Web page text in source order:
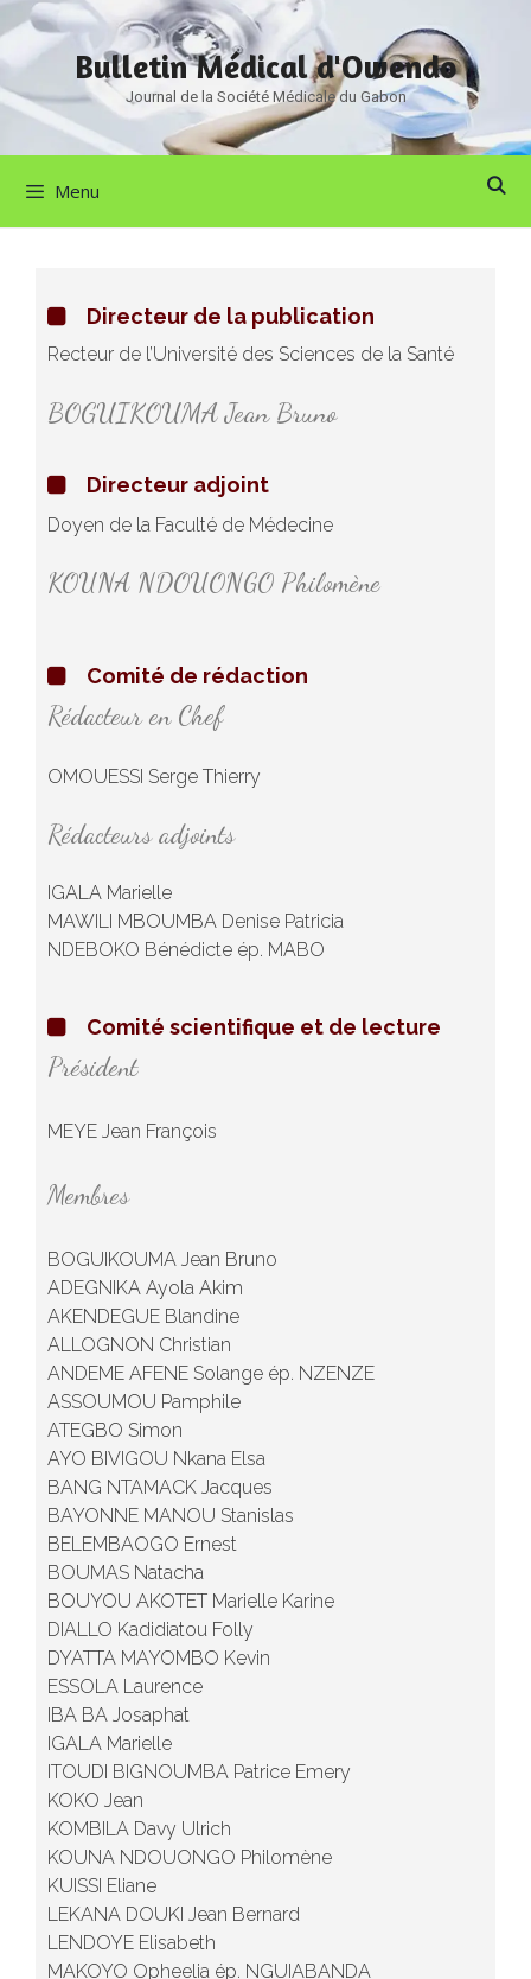
Bulletin Médical d'Owendo
Journal de la Société Médicale du Gabon
Menu
Directeur de la publication
Recteur de l’Université des Sciences de la Santé
BOGUIKOUMA Jean Bruno
Directeur adjoint
Doyen de la Faculté de Médecine
KOUNA NDOUONGO Philomène
Comité de rédaction
Rédacteur en Chef
OMOUESSI Serge Thierry
Rédacteurs adjoints
IGALA Marielle
MAWILI MBOUMBA Denise Patricia
NDEBOKO Bénédicte ép. MABO
Comité scientifique et de lecture
Président
MEYE Jean François
Membres
BOGUIKOUMA Jean Bruno
ADEGNIKA Ayola Akim
AKENDEGUE Blandine
ALLOGNON Christian
ANDEME AFENE Solange ép. NZENZE
ASSOUMOU Pamphile
ATEGBO Simon
AYO BIVIGOU Nkana Elsa
BANG NTAMACK Jacques
BAYONNE MANOU Stanislas
BELEMBAOGO Ernest
BOUMAS Natacha
BOUYOU AKOTET Marielle Karine
DIALLO Kadidiatou Folly
DYATTA MAYOMBO Kevin
ESSOLA Laurence
IBA BA Josaphat
IGALA Marielle
ITOUDI BIGNOUMBA Patrice Emery
KOKO Jean
KOMBILA Davy Ulrich
KOUNA NDOUONGO Philomène
KUISSI Eliane
LEKANA DOUKI Jean Bernard
LENDOYE Elisabeth
MAKOYO Opheelia ép. NGUIABANDA